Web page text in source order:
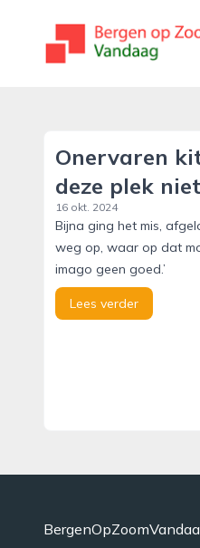
Onervaren
deze plek
16 okt. 2024
Bijna ging het mis,
weg op, waar op dat
imago geen goed.’
Lees verder